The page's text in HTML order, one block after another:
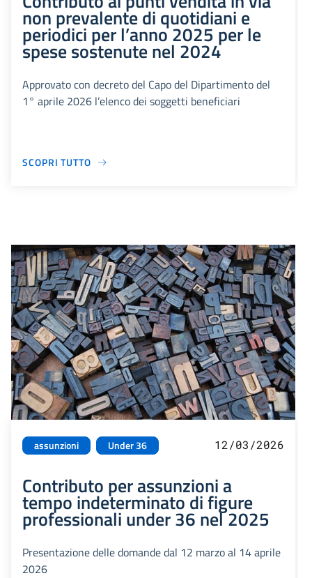
non prevalente di quotidiani e
periodici per l’anno 2025 per le
spese sostenute nel 2024
Approvato con decreto del Capo del Dipartimento del
1° aprile 2026 l’elenco dei soggetti beneficiari
SCOPRI TUTTO
assunzioni Under 36 12/03/2026
Contributo per assunzioni a
tempo indeterminato di figure
professionali under 36 nel 2025
Presentazione delle domande dal 12 marzo al 14 aprile
2026